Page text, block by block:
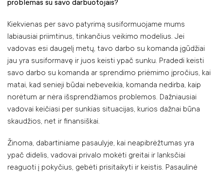
problemas su savo darbuotojais?
Kiekvienas per savo patyrimą susiformuojame mums
labiausiai priimtinus, tinkančius veikimo modelius. Jei
vadovas esi daugelį metų, tavo darbo su komanda įgūdžiai
jau yra susiformavę ir juos keisti ypač sunku. Pradedi keisti
savo darbo su komanda ar sprendimo priėmimo įpročius, kai
matai, kad senieji būdai nebeveikia, komanda nedirba, kaip
norėtum ar nėra išsprendžiamos problemos. Dažniausiai
vadovai keičiasi per sunkias situacijas, kurios dažnai būna
skaudžios, net ir finansiškai.
Žinoma, dabartiniame pasaulyje, kai neapibrėžtumas yra
ypač didelis, vadovai privalo mokėti greitai ir lanksčiai
reaguoti į pokyčius, gebėti prisitaikyti ir keistis. Pasaulinė